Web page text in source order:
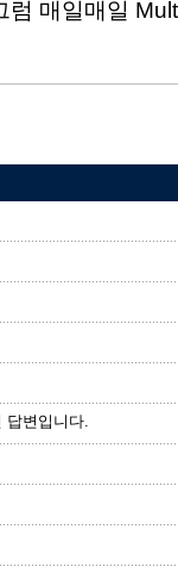
럼 매일매일
답변입니다.